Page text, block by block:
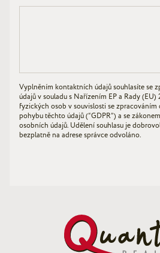
Vyplněním kontaktních údajů souhlasíte se
údajů v souladu s Nařízením EP a Rady
fyzických osob v souvislosti se
pohybu těchto údajů (“GDPR”) a se
osobních údajů. Udělení souhlasu je
bezplatně na adrese správce odvoláno.